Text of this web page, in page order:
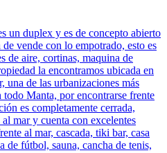
un duplex y es de concepto abierto
vende con lo empotrado, esto es
de aire, cortinas, maquina de
la encontramos ubicada en
de las urbanizaciones más
Manta, por encontrarse frente
es completamente cerrada,
mar y cuenta con excelentes
al mar, cascada, tiki bar, casa
de fútbol, sauna, cancha de tenis,